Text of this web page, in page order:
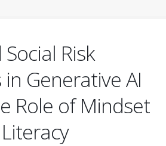
Risk
Generative AI
Role of Mindset